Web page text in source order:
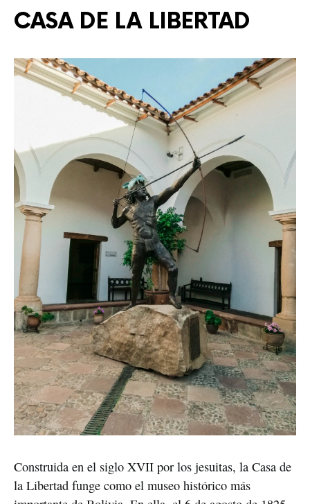
CASA DE LA LIBERTAD
Construida en el siglo XVII por los jesuitas, la Casa de
la Libertad funge como el museo histórico más